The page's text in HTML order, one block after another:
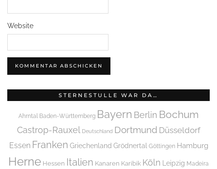
Website
STERNESTULLE WAR DA…
Ahrntal Baden-Württemberg Bayern Berlin Bochum
Castrop-Rauxel Deutschland Dortmund Düsseldorf
Essen Franken Griechenland Grödnertal Göttingen Hamburg
Herne Hessen Italien Kanaren Karibik Köln Leipzig Madeira